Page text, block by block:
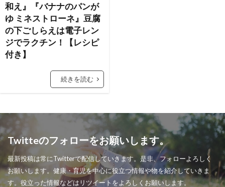
和え』『バナナのパンが
ゆ ミネストローネ』豆腐
の下ごしらえは電子レン
ジでラクチン！【レシピ
付き】
続きを読む
Twitteのフォローをお願いします。
最新投稿は常にTwitterで配信していきます。是非、フォローよろしく
お願いします。健康・育児を中心に役立つ情報や物を紹介していきま
す。役立った情報などはリツイートをよろしくお願いします。